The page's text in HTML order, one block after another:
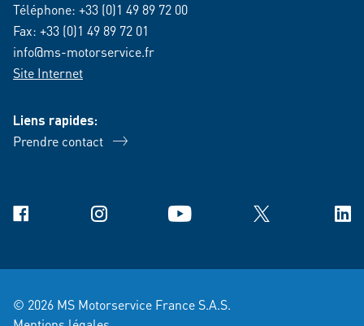
Téléphone: +33 (0)1 49 89 72 00
Fax: +33 (0)1 49 89 72 01
info@ms-motorservice.fr
Site Internet
Liens rapides:
Prendre contact
Facebook Instagram YouTube X
© 2026 MS Motorservice France S.A.S.